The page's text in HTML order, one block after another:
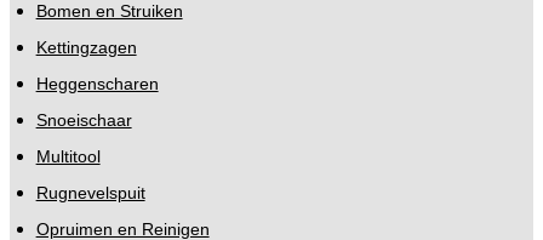
Bomen en Struiken
Kettingzagen
Heggenscharen
Snoeischaar
Multitool
Rugnevelspuit
Opruimen en Reinigen